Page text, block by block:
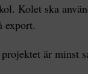
Kolet ska
export.
är minst